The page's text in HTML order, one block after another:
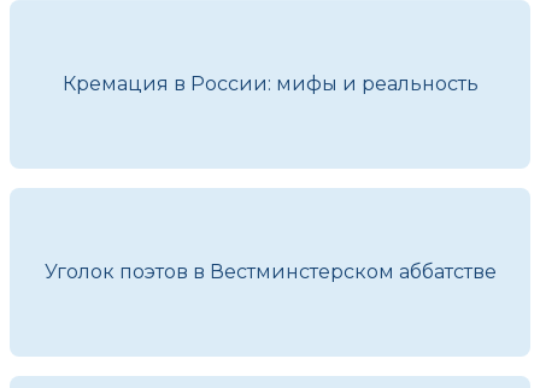
Кремация в России: мифы и реальность
Уголок поэтов в Вестминстерском аббатстве